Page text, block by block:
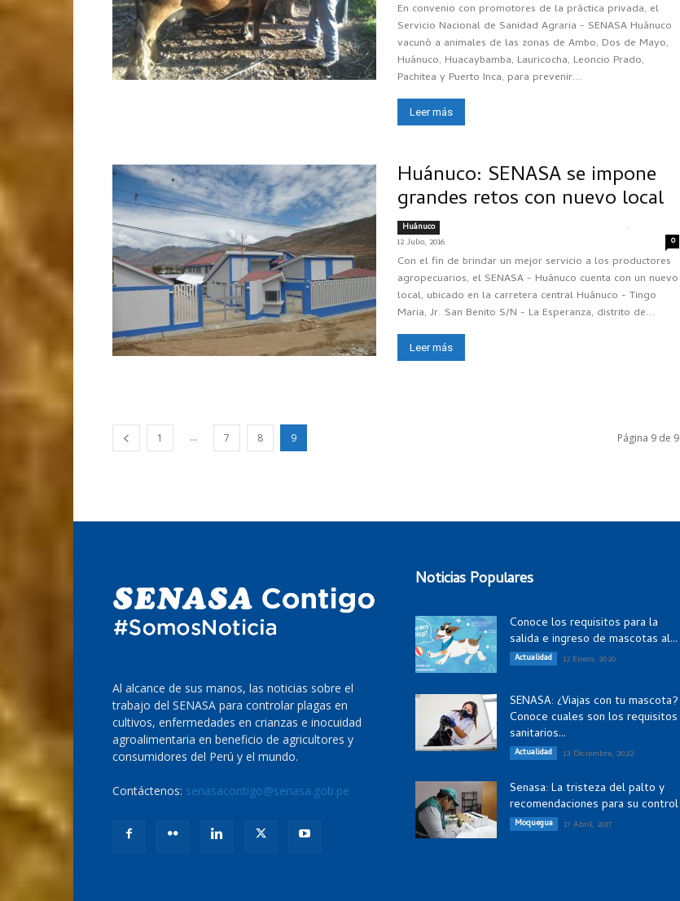
En convenio con promotores de la práctica privada, el
Servicio Nacional de Sanidad Agraria - SENASA Huánuco
vacunó a animales de las zonas de Ambo, Dos de Mayo,
Huánuco, Huacaybamba, Lauricocha, Leoncio Prado,
Pachitea y Puerto Inca, para prevenir...
Leer más
Huánuco: SENASA se impone
grandes retos con nuevo local
Huánuco -
12 Julio, 2016 0
Con el fin de brindar un mejor servicio a los productores
agropecuarios, el SENASA - Huánuco cuenta con un nuevo
local, ubicado en la carretera central Huánuco - Tingo
Maria, Jr. San Benito S/N - La Esperanza, distrito de...
Leer más
1 ... 7 8 9 Página 9 de 9
Al alcance de sus manos, las noticias sobre el
trabajo del SENASA para controlar plagas en
cultivos, enfermedades en crianzas e inocuidad
agroalimentaria en beneficio de agricultores y
consumidores del Perú y el mundo.
Contáctenos: senasacontigo@senasa.gob.pe
Noticias Populares
Conoce los requisitos para la
salida e ingreso de mascotas al...
Actualidad 12 Enero, 2020
SENASA: ¿Viajas con tu mascota?
Conoce cuales son los requisitos
sanitarios...
Actualidad 13 Diciembre, 2022
Senasa: La tristeza del palto y
recomendaciones para su control
Moquegua 17 Abril, 2017